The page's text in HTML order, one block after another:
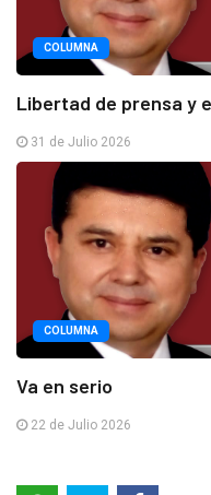
COLUMNA
Libertad de prensa y
31 de Julio 2026
COLUMNA
Va en serio
22 de Julio 2026